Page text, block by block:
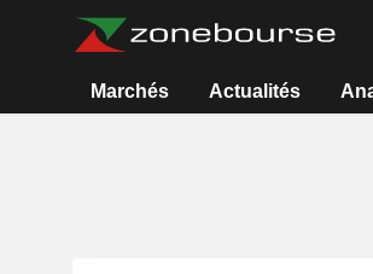
Marchés Actualités